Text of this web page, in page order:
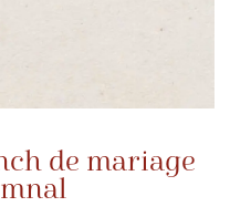
de mariage